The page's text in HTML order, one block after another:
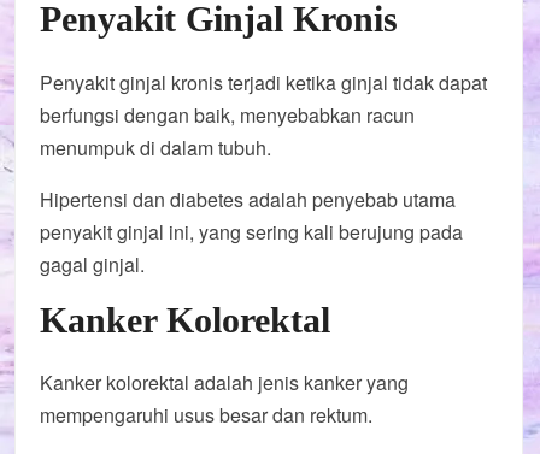
Penyakit Ginjal Kronis
Penyakit ginjal kronis terjadi ketika ginjal tidak dapat
berfungsi dengan baik, menyebabkan racun
menumpuk di dalam tubuh.
Hipertensi dan diabetes adalah penyebab utama
penyakit ginjal ini, yang sering kali berujung pada
gagal ginjal.
Kanker Kolorektal
Kanker kolorektal adalah jenis kanker yang
mempengaruhi usus besar dan rektum.